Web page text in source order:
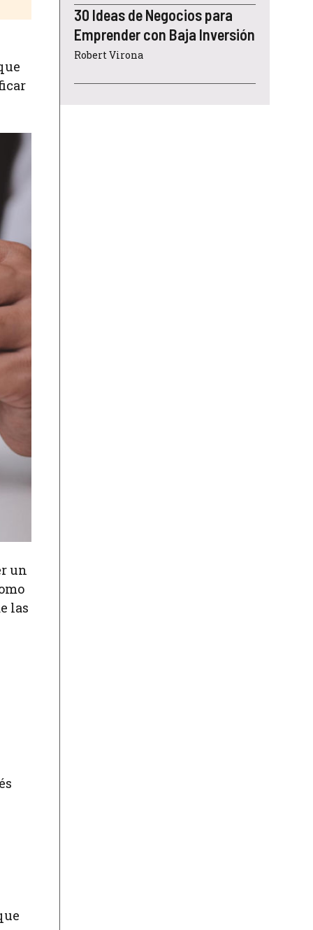
un
las
30 Ideas de Negocios para
Emprender con Baja Inversión
Robert Virona